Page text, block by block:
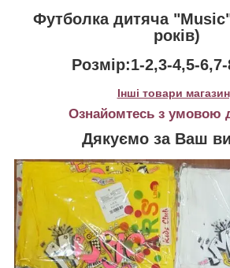
Футболка дитяча
років)
Розмір:1-2,3-4,5-6,7-
Інші товари
Ознайомтесь з умовою
Дякуємо за Ваш